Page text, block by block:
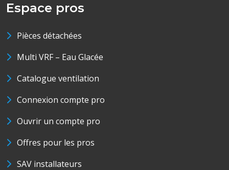
Espace pros
Pièces détachées
Multi VRF – Eau Glacée
Catalogue ventilation
Connexion compte pro
Ouvrir un compte pro
Offres pour les pros
SAV installateurs